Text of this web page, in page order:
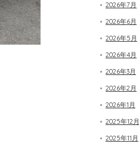
2026年7月
2026年6月
2026年5月
2026年4月
2026年3月
2026年2月
2026年1月
2025年12月
2025年11月